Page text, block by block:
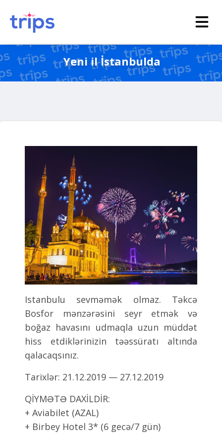
Yeni il İstanbulda
Istanbulu sevməmək olmaz. Təkcə
Bosfor mənzərəsini seyr etmək və
boğaz havasını udmaqla uzun müddət
hiss etdiklərinizin təəssüratı altında
qalacaqsınız.
Tarixlər: 21.12.2019 — 27.12.2019
QİYMƏTƏ DAXİLDİR:
+ Aviabilet (AZAL)
+ Birbey Hotel 3* (6 gecə/7 gün)